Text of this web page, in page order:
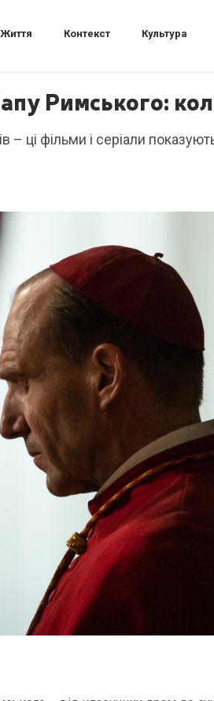
Життя Контекст Культура
Римського:
– ці фільми і серіали